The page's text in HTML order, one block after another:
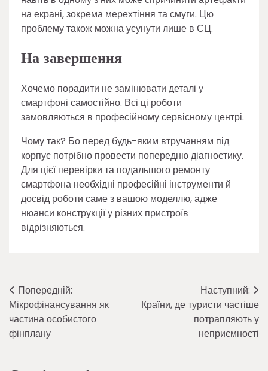
на екрані, зокрема мерехтіння та смуги. Цю
проблему також можна усунути лише в СЦ.
На завершення
Хочемо порадити не замінювати деталі у
смартфоні самостійно. Всі ці роботи
замовляються в професійному сервісному центрі.
Чому так? Бо перед будь-яким втручанням під
корпус потрібно провести попередню діагностику.
Для цієї перевірки та подальшого ремонту
смартфона необхідні професійні інструменти й
досвід роботи саме з вашою моделлю, адже
нюанси конструкції у різних пристроїв
відрізняються.
Навігація
записів
Попередній:
Мікрофінансування як
частина особистого
фінплану
Наступний:
Країни, де туристи частіше
потрапляють у
неприємності